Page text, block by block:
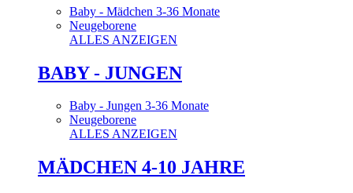
Baby - Mädchen 3-36 Monate
Neugeborene
ALLES ANZEIGEN
BABY - JUNGEN
Baby - Jungen 3-36 Monate
Neugeborene
ALLES ANZEIGEN
MÄDCHEN 4-10 JAHRE